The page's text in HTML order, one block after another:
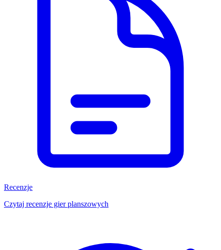
Recenzje
Czytaj recenzje gier planszowych